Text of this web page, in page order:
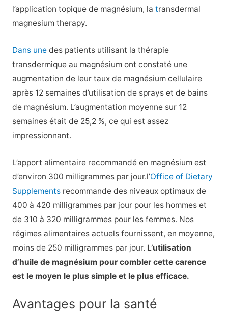
l’application topique de magnésium, la transdermal
magnesium therapy.
Dans une des patients utilisant la thérapie
transdermique au magnésium ont constaté une
augmentation de leur taux de magnésium cellulaire
après 12 semaines d’utilisation de sprays et de bains
de magnésium. L’augmentation moyenne sur 12
semaines était de 25,2 %, ce qui est assez
impressionnant.
L’apport alimentaire recommandé en magnésium est
d’environ 300 milligrammes par jour.l’Office of Dietary
Supplementsrecommande des niveaux optimaux de
400 à 420 milligrammes par jour pour les hommes et
de 310 à 320 milligrammes pour les femmes. Nos
régimes alimentaires actuels fournissent, en moyenne,
moins de 250 milligrammes par jour. L’utilisation
d’huile de magnésium pour combler cette carence
est le moyen le plus simple et le plus efficace.
Avantages pour la santé